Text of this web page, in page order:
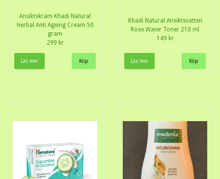
Ansiktskräm Khadi Natural
Herbal Anti Ageing Cream 50
gram
299 kr
Läs mer
Khadi Natural Ansiktsvatten
Rose Water Toner 210 ml
149 kr
Läs mer